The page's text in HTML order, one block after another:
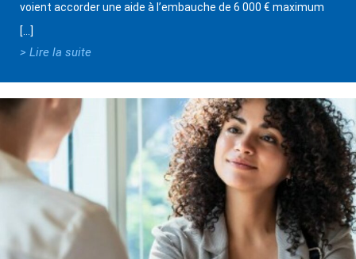
voient accorder une aide à l’embauche de 6 000 € maximum
[…]
> Lire la suite